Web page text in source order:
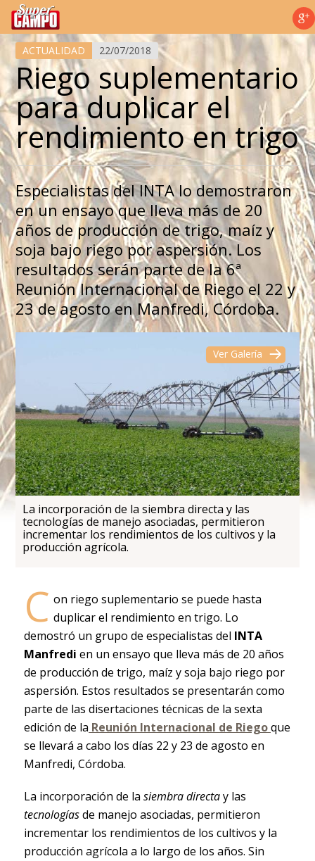
Temas de hoy
ACTUALIDAD 22/07/2018
Riego suplementario
para duplicar el
rendimiento en trigo
Especialistas del INTA lo demostraron
en un ensayo que lleva más de 20
años de producción de trigo, maíz y
soja bajo riego por aspersión. Los
resultados serán parte de la 6ª
Reunión Internacional de Riego el 22 y
23 de agosto en Manfredi, Córdoba.
Ver Galería
La incorporación de la siembra directa y las
tecnologías de manejo asociadas, permitieron
incrementar los rendimientos de los cultivos y la
producción agrícola.
C on riego suplementario se puede hasta
duplicar el rendimiento en trigo. Lo
demostró un grupo de especialistas del INTA
Manfredi en un ensayo que lleva más de 20 años
de producción de trigo, maíz y soja bajo riego por
aspersión. Estos resultados se presentarán como
parte de las disertaciones técnicas de la sexta
edición de la Reunión Internacional de Riegoque
se llevará a cabo los días 22 y 23 de agosto en
Manfredi, Córdoba.
La incorporación de la siembra directay las
tecnologíasde manejo asociadas, permitieron
incrementar los rendimientos de los cultivos y la
producción agrícola a lo largo de los años. Sin